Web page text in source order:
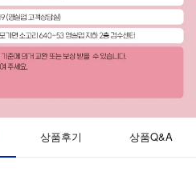
상품후기 상품Q&A